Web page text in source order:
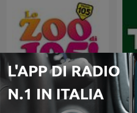
Lo Zoo di 105